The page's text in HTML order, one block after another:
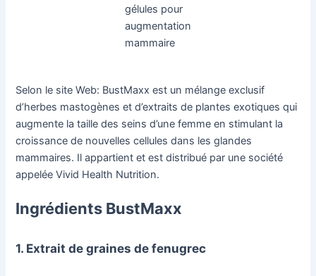
gélules pour
augmentation
mammaire
Selon le site Web: BustMaxx est un mélange exclusif
d’herbes mastogènes et d’extraits de plantes exotiques qui
augmente la taille des seins d’une femme en stimulant la
croissance de nouvelles cellules dans les glandes
mammaires. Il appartient et est distribué par une société
appelée Vivid Health Nutrition.
Ingrédients BustMaxx
1. Extrait de graines de fenugrec